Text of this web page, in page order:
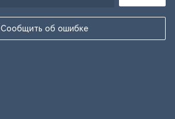
Сообщить об ошибке